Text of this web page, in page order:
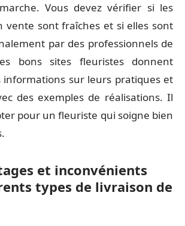
Vous devez vérifier si les
vente sont fraîches et si elles sont
par des professionnels de
bons sites fleuristes donnent
informations sur leurs pratiques et
des exemples de réalisations. Il
pour un fleuriste qui soigne bien
et inconvénients
types de livraison de